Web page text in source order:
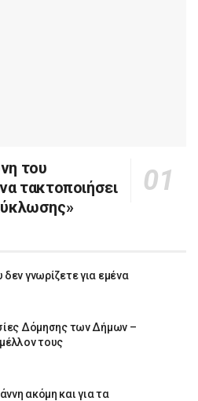
του
τακτοποιήσει
γνωρίζετε για εμένα
Δόμησης των Δήμων –
τους
ακόμη και για τα